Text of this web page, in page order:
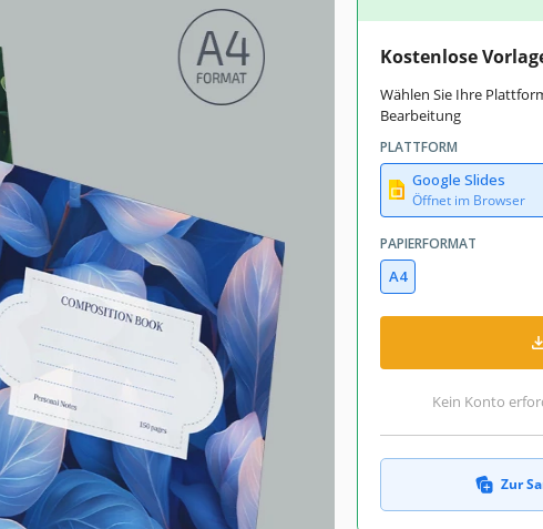
Kostenlose
Wählen Sie Ihre
Bearbeitung
PLATTFORM
Google Slides
Öffnet im Browser
PAPIERFORMAT
A4
Kein Konto
Zur